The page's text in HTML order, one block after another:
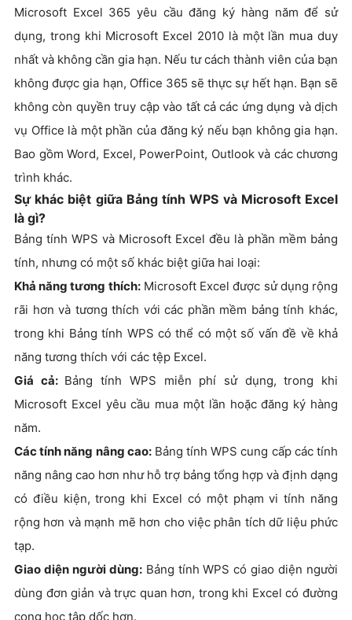
Microsoft Excel 365 yêu cầu đăng ký hàng năm để sử
dụng, trong khi Microsoft Excel 2010 là một lần mua duy
nhất và không cần gia hạn. Nếu tư cách thành viên của bạn
không được gia hạn, Office 365 sẽ thực sự hết hạn. Bạn sẽ
không còn quyền truy cập vào tất cả các ứng dụng và dịch
vụ Office là một phần của đăng ký nếu bạn không gia hạn.
Bao gồm Word, Excel, PowerPoint, Outlook và các chương
trình khác.
Sự khác biệt giữa Bảng tính WPS và Microsoft Excel
là gì?
Bảng tính WPS và Microsoft Excel đều là phần mềm bảng
tính, nhưng có một số khác biệt giữa hai loại:
Khả năng tương thích:Microsoft Excel được sử dụng rộng
rãi hơn và tương thích với các phần mềm bảng tính khác,
trong khi Bảng tính WPS có thể có một số vấn đề về khả
năng tương thích với các tệp Excel.
Giá cả: Bảng tính WPS miễn phí sử dụng, trong khi
Microsoft Excel yêu cầu mua một lần hoặc đăng ký hàng
năm.
Các tính năng nâng cao:Bảng tính WPS cung cấp các tính
năng nâng cao hơn như hỗ trợ bảng tổng hợp và định dạng
có điều kiện, trong khi Excel có một phạm vi tính năng
rộng hơn và mạnh mẽ hơn cho việc phân tích dữ liệu phức
tạp.
Giao diện người dùng:Bảng tính WPS có giao diện người
dùng đơn giản và trực quan hơn, trong khi Excel có đường
cong học tập dốc hơn.